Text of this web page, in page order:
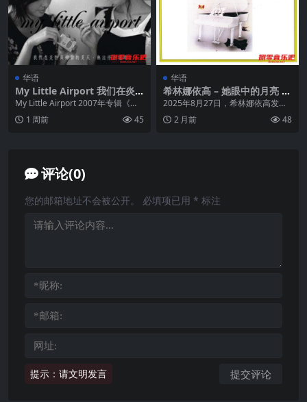
华语
My Little Airport 我们在炎
热与抑郁的夏天，无法停止抽
烟 2007
My Little Airport 2007年专辑《我
们在炎热与抑郁的夏天，无法...
1 周前 45
华语
希林娜依高 – 她眼中的月亮 2
025 ALAC 24bit 48kHz
2025年8月27日，希林娜依高发行
全女性音乐人创作EP《她眼中的月
亮》，集结六...
2 月前 48
评论(0)
提示：请文明发言
您的邮箱地址不会被公开。 必填项已用 * 标注